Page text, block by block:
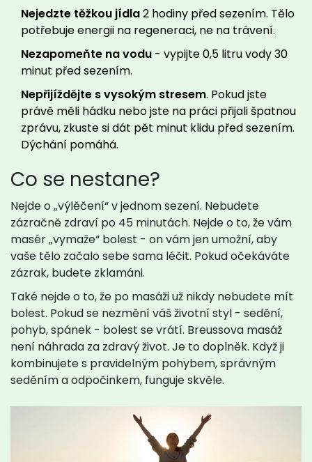
Nejedzte těžkou jídla2 hodiny před sezením. Tělo
potřebuje energii na regeneraci, ne na trávení.
Nezapomeňte na vodu - vypijte 0,5 litru vody 30
minut před sezením.
Nepřijíždějte s vysokým stresem. Pokud jste
právě měli hádku nebo jste na práci přijali špatnou
zprávu, zkuste si dát pět minut klidu před sezením.
Dýchání pomáhá.
Co se nestane?
Nejde o „výlěčení“ v jednom sezení. Nebudete
zázračně zdraví po 45 minutách. Nejde o to, že vám
masér „vymaže“ bolest - on vám jen umožní, aby
vaše tělo začalo sebe sama léčit. Pokud očekáváte
zázrak, budete zklamáni.
Také nejde o to, že po masáži už nikdy nebudete mít
bolest. Pokud se nezmění váš životní styl - sedění,
pohyb, spánek - bolest se vrátí. Breussova masáž
není náhrada za zdravý život. Je to doplněk. Když ji
kombinujete s pravidelným pohybem, správným
seděním a odpočinkem, funguje skvěle.